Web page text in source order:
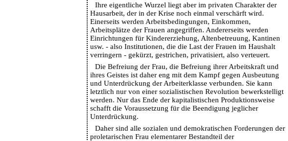
Ihre eigentliche Wurzel liegt aber im privaten Charakter der
Hausarbeit, der in der Krise noch einmal verschärft wird.
Einerseits werden Arbeitsbedingungen, Einkommen,
Arbeitsplätze der Frauen angegriffen. Andererseits werden
Einrichtungen für Kindererziehung, Altenbetreuung, Kantinen
usw. - also Institutionen, die die Last der Frauen im Haushalt
verringern - gekürzt, gestrichen, privatisiert, also verteuert.
Die Befreiung der Frau, die Befreiung ihrer Arbeitskraft und
ihres Geistes ist daher eng mit dem Kampf gegen Ausbeutung
und Unterdrückung der Arbeiterklasse verbunden. Sie kann
letztlich nur von einer sozialistischen Revolution bewerkstelligt
werden. Nur das Ende der kapitalistischen Produktionsweise
schafft die Voraussetzung für die Beendigung jeglicher
Unterdrückung.
Daher sind alle sozialen und demokratischen Forderungen der
proletarischen Frau elementarer Bestandteil der